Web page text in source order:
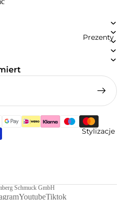
Prezenty
Stylizacje
Schmuck GmbH
YoutubeTiktok